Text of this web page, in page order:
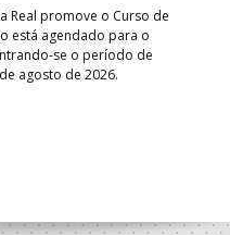
Real promove o Curso de
está agendado para o
se o período de
agosto de 2026.